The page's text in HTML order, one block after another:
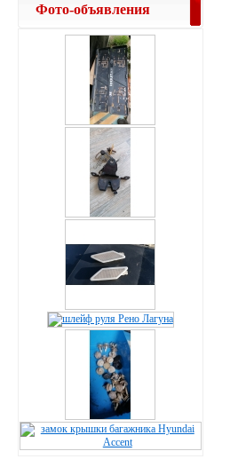
Фото-объявления